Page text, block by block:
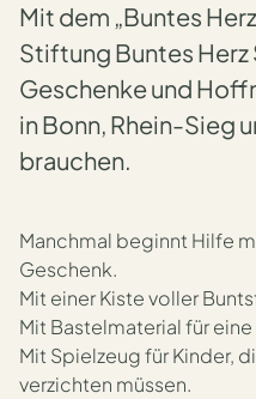
Mit dem „Buntes
Stiftung Buntes Herz
Geschenke und
in Bonn, Rhein-Sieg
brauchen.
Manchmal beginnt Hilfe
Geschenk.
Mit einer Kiste voller
Mit Bastelmaterial für
Mit Spielzeug für Kinder,
verzichten müssen.